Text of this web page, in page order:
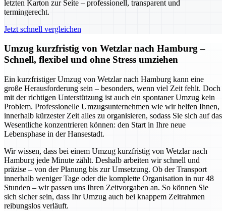
letzten Karton zur Seite – professionell, transparent und
termingerecht.
Jetzt schnell vergleichen
Umzug kurzfristig von Wetzlar nach Hamburg –
Schnell, flexibel und ohne Stress umziehen
Ein kurzfristiger Umzug von Wetzlar nach Hamburg kann eine
große Herausforderung sein – besonders, wenn viel Zeit fehlt. Doch
mit der richtigen Unterstützung ist auch ein spontaner Umzug kein
Problem. Professionelle Umzugsunternehmen wie wir helfen Ihnen,
innerhalb kürzester Zeit alles zu organisieren, sodass Sie sich auf das
Wesentliche konzentrieren können: den Start in Ihre neue
Lebensphase in der Hansestadt.
Wir wissen, dass bei einem Umzug kurzfristig von Wetzlar nach
Hamburg jede Minute zählt. Deshalb arbeiten wir schnell und
präzise – von der Planung bis zur Umsetzung. Ob der Transport
innerhalb weniger Tage oder die komplette Organisation in nur 48
Stunden – wir passen uns Ihren Zeitvorgaben an. So können Sie
sich sicher sein, dass Ihr Umzug auch bei knappem Zeitrahmen
reibungslos verläuft.